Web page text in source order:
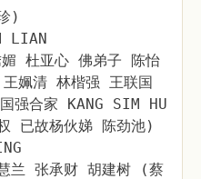
)
LIAN
媚 杜亚心 佛弟子 陈怡
姵清 林楷强 王联国
强合家 KANG SIM HU
已故杨伙娣 陈劲池)
兰 张承财 胡建树 (蔡